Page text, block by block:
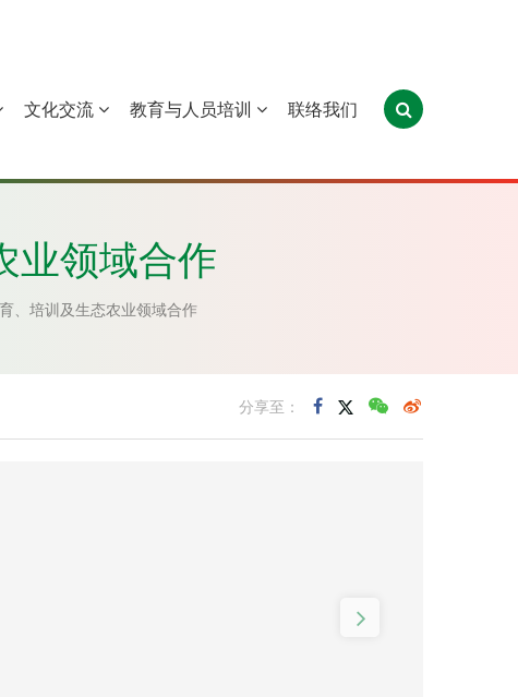
葡萄牙 圣多美和普林西比 东帝汶
文化交流 教育与人员培训 联络我们
业领域合作
、培训及生态农业领域合作
分享至：